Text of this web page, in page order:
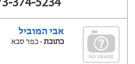
374-5234
אבי המוביל
כתובת- כפר סבא